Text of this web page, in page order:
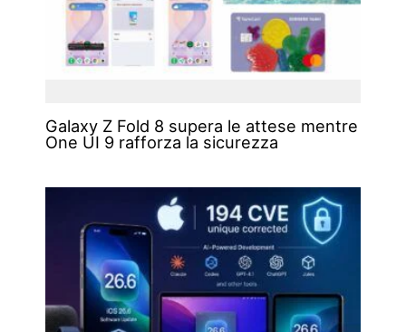
Galaxy Z Fold 8 supera le attese mentre
One UI 9 rafforza la sicurezza